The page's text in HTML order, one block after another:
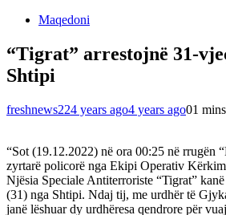
Maqedoni
“Tigrat” arrestojnë 31-
Shtipi
freshnews224 years ago4 years ago01 mins
“Sot (19.12.2022) në ora 00:25 në rrugën
zyrtarë policorë nga Ekipi Operativ
Njësia Speciale Antiterroriste “Tigrat”
(31) nga Shtipi. Ndaj tij, me urdhër të
janë lëshuar dy urdhëresa qendrore për